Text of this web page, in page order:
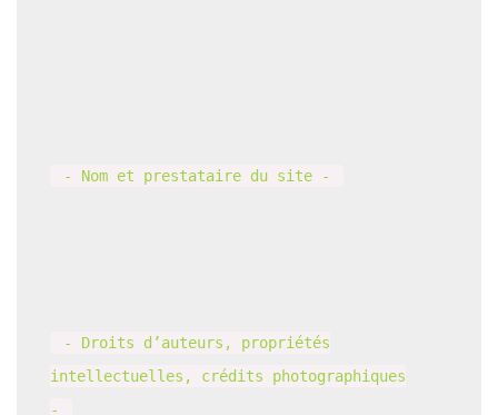
- Nom et prestataire du site -
- Droits d’auteurs, propriétés
intellectuelles, crédits photographiques
-